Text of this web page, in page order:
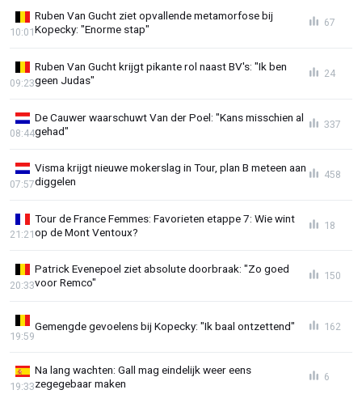
Ruben Van Gucht ziet opvallende metamorfose bij
Kopecky: "Enorme stap"
10:01
67
Ruben Van Gucht krijgt pikante rol naast BV's: "Ik ben
geen Judas"
09:23
24
De Cauwer waarschuwt Van der Poel: "Kans misschien al
gehad"
08:44
337
Visma krijgt nieuwe mokerslag in Tour, plan B meteen aan
diggelen
07:57
458
Tour de France Femmes: Favorieten etappe 7: Wie wint
op de Mont Ventoux?
21:21
18
Patrick Evenepoel ziet absolute doorbraak: "Zo goed
voor Remco"
20:33
150
Gemengde gevoelens bij Kopecky: "Ik baal ontzettend"
19:59
162
Na lang wachten: Gall mag eindelijk weer eens
zegegebaar maken
19:33
6